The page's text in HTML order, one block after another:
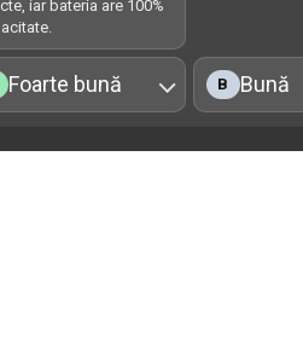
iar bateria are 100%
Foarte bună B Bună